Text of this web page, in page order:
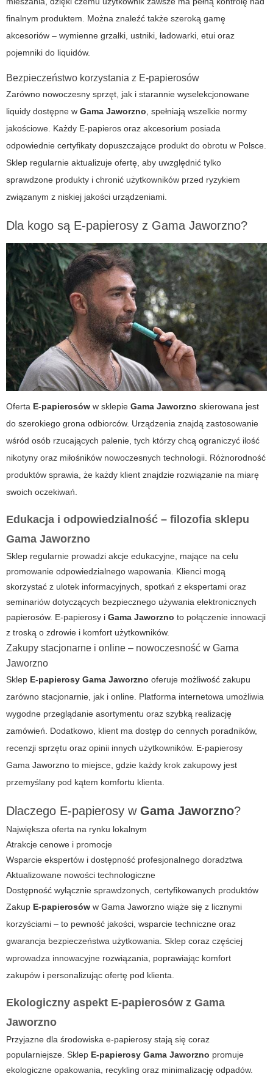
finalnym produktem. Można znaleźć także szeroką gamę
akcesoriów – wymienne grzałki, ustniki, ładowarki, etui oraz
pojemniki do liquidów.
Bezpieczeństwo korzystania z E-papierosów
Zarówno nowoczesny sprzęt, jak i starannie wyselekcjonowane
liquidy dostępne w Gama Jaworzno, spełniają wszelkie normy
jakościowe. Każdy E-papieros oraz akcesorium posiada
odpowiednie certyfikaty dopuszczające produkt do obrotu w Polsce.
Sklep regularnie aktualizuje ofertę, aby uwzględnić tylko
sprawdzone produkty i chronić użytkowników przed ryzykiem
związanym z niskiej jakości urządzeniami.
Dla kogo są E-papierosy z Gama Jaworzno?
Oferta E-papierosów w sklepie Gama Jaworzno skierowana jest
do szerokiego grona odbiorców. Urządzenia znajdą zastosowanie
wśród osób rzucających palenie, tych którzy chcą ograniczyć ilość
nikotyny oraz miłośników nowoczesnych technologii. Różnorodność
produktów sprawia, że każdy klient znajdzie rozwiązanie na miarę
swoich oczekiwań.
Edukacja i odpowiedzialność – filozofia sklepu
Gama Jaworzno
Sklep regularnie prowadzi akcje edukacyjne, mające na celu
promowanie odpowiedzialnego wapowania. Klienci mogą
skorzystać z ulotek informacyjnych, spotkań z ekspertami oraz
seminariów dotyczących bezpiecznego używania elektronicznych
papierosów. E-papierosy i Gama Jaworzno to połączenie innowacji
z troską o zdrowie i komfort użytkowników.
Zakupy stacjonarne i online – nowoczesność w Gama
Jaworzno
Sklep E-papierosy Gama Jaworzno oferuje możliwość zakupu
zarówno stacjonarnie, jak i online. Platforma internetowa umożliwia
wygodne przeglądanie asortymentu oraz szybką realizację
zamówień. Dodatkowo, klient ma dostęp do cennych poradników,
recenzji sprzętu oraz opinii innych użytkowników. E-papierosy
Gama Jaworzno to miejsce, gdzie każdy krok zakupowy jest
przemyślany pod kątem komfortu klienta.
Dlaczego E-papierosy w Gama Jaworzno?
Największa oferta na rynku lokalnym
Atrakcje cenowe i promocje
Wsparcie ekspertów i dostępność profesjonalnego doradztwa
Aktualizowane nowości technologiczne
Dostępność wyłącznie sprawdzonych, certyfikowanych produktów
Zakup E-papierosów w Gama Jaworzno wiąże się z licznymi
korzyściami – to pewność jakości, wsparcie techniczne oraz
gwarancja bezpieczeństwa użytkowania. Sklep coraz częściej
wprowadza innowacyjne rozwiązania, poprawiając komfort
zakupów i personalizując ofertę pod klienta.
Ekologiczny aspekt E-papierosów z Gama
Jaworzno
Przyjazne dla środowiska e-papierosy stają się coraz
popularniejsze. Sklep E-papierosy Gama Jaworzno promuje
ekologiczne opakowania, recykling oraz minimalizację odpadów.